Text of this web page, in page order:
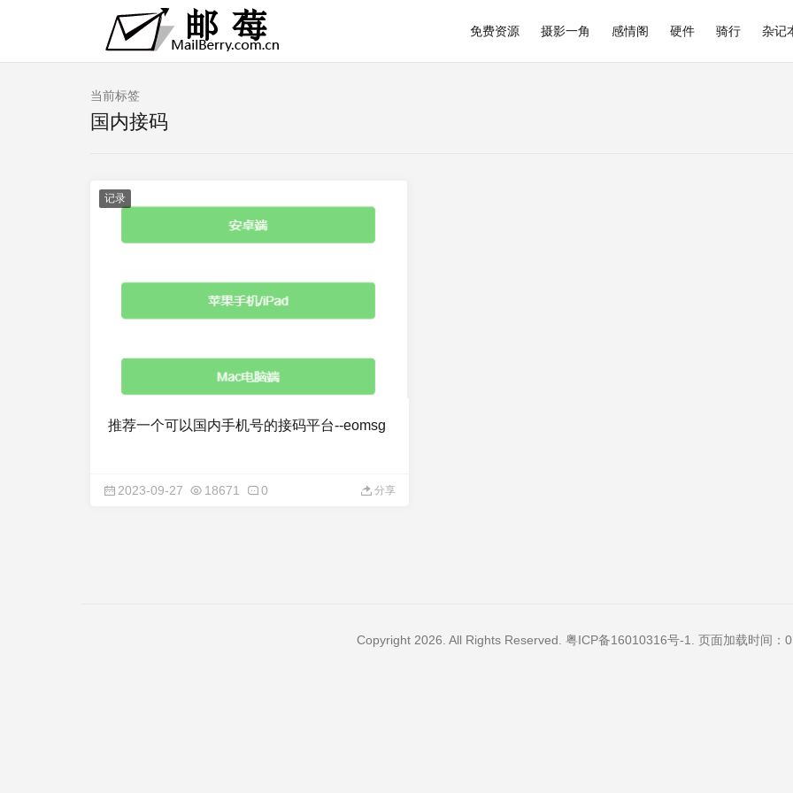
免费资源 摄影一角 感情阁 硬件 骑行 杂记
当前标签
国内接码
记录
推荐一个可以国内手机号的接码平台--eomsg
2023-09-27 18671 0 分享
Copyright 2026. All Rights Reserved. 粤ICP备16010316号-1 . 页面加载时间：